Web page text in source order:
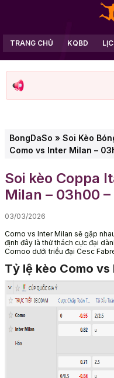
TRANG CHỦ KQBD
BongDaSo » Soi Kèo
Como vs Inter Milan –
Soi kèo Coppa
Milan – 03h00
03/03/2026
Como vs Inter Milan sẽ gặp
định đây là thử thách cực đại
Comoo dưới triều đại Cesc
Tỷ lệ kèo Como vs